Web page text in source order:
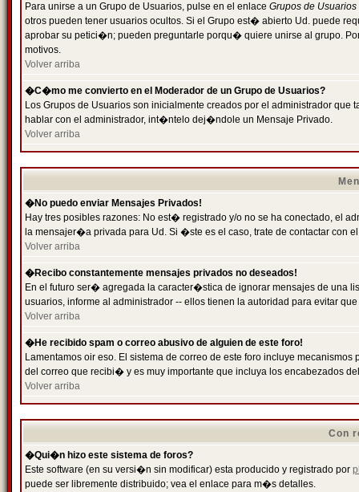
Para unirse a un Grupo de Usuarios, pulse en el enlace Grupos de Usuarios
otros pueden tener usuarios ocultos. Si el Grupo est� abierto Ud. puede
aprobar su petici�n; pueden preguntarle porqu� quiere unirse al grupo.
motivos.
Volver arriba
�C�mo me convierto en el Moderador de un Grupo de Usuarios?
Los Grupos de Usuarios son inicialmente creados por el administrador
hablar con el administrador, int�ntelo dej�ndole un Mensaje Privado.
Volver arriba
�No puedo enviar Mensajes Privados!
Hay tres posibles razones: No est� registrado y/o no se ha conectado, el
la mensajer�a privada para Ud. Si �ste es el caso, trate de contactar con
Volver arriba
�Recibo constantemente mensajes privados no deseados!
En el futuro ser� agregada la caracter�stica de ignorar mensajes de una
usuarios, informe al administrador -- ellos tienen la autoridad para evitar
Volver arriba
�He recibido spam o correo abusivo de alguien de este foro!
Lamentamos oir eso. El sistema de correo de este foro incluye
del correo que recibi� y es muy importante que incluya los encabezados
Volver arriba
Con
�Qui�n hizo este sistema de foros?
Este software (en su versi�n sin modificar) esta producido y registrado por
puede ser libremente distribuido; vea el enlace para m�s detalles.